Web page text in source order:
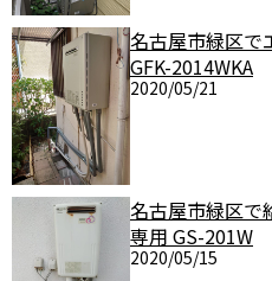
名古屋市緑区で
GFK-2014WKA
2020/05/21
名古屋市緑区で
専用 GS-201W
2020/05/15